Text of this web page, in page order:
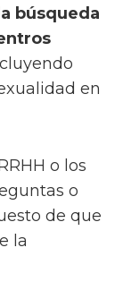
búsqueda
en
o los
o
de que
la